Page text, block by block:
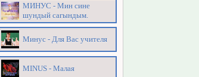
МИНУС - Мин сине
шундый сагындым.
Минус - Для Вас учителя
MINUS - Малая